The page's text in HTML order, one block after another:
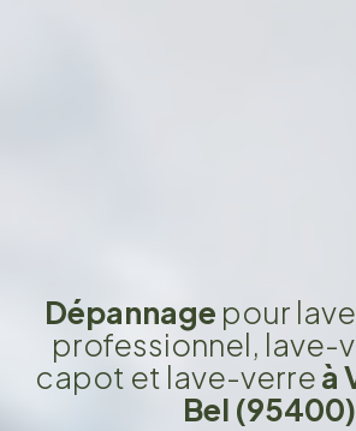
Dépannage pour
professionnel, lave-
capot et lave-verreà
Bel (95400)